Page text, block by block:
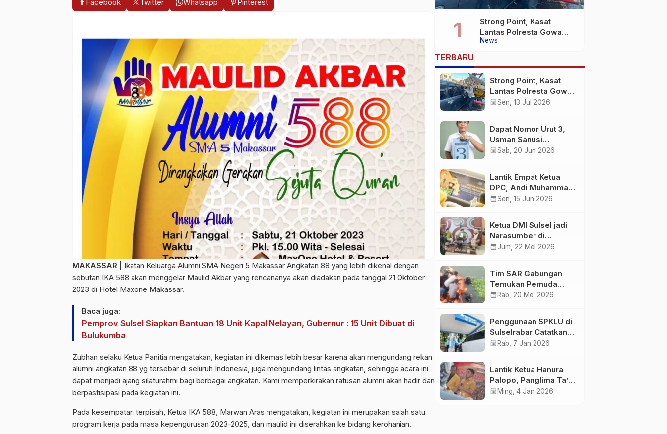
Facebook
Twitter Whatsapp Pinterest
MAKASSAR | Ikatan Keluarga Alumni SMA Negeri 5 Makassar Angkatan 88 yang lebih dikenal dengan
sebutan IKA 588 akan menggelar Maulid Akbar yang rencananya akan diadakan pada tanggal 21 Oktober
2023 di Hotel Maxone Makassar.
Baca juga:
Pemprov Sulsel Siapkan Bantuan 18 Unit Kapal Nelayan, Gubernur : 15 Unit Dibuat di
Bulukumba
Zubhan selaku Ketua Panitia mengatakan, kegiatan ini dikemas lebih besar karena akan mengundang rekan
alumni angkatan 88 yg tersebar di seluruh Indonesia, juga mengundang lintas angkatan, sehingga acara ini
dapat menjadi ajang silaturahmi bagi berbagai angkatan. Kami memperkirakan ratusan alumni akan hadir dan
berpastisipasi pada kegiatan ini.
Pada kesempatan terpisah, Ketua IKA 588, Marwan Aras mengatakan, kegiatan ini merupakan salah satu
program kerja pada masa kepengurusan 2023-2025, dan maulid ini diserahkan ke bidang kerohanian.
News
Strong Point, Kasat
Lantas Polresta Gowa
Sigap Bantu Korban
TERBARU
Strong Point, Kasat
Lantas Polresta Gowa
Sigap Bantu Korban
calendar_monthSen, 13 Jul 2026
Dapat Nomor Urut 3,
Usman Sanusi
Komitmen Jadikan
calendar_monthSab, 20 Jun 2026
Lantik Empat Ketua
DPC, Andi Muhammad
: Harus Bermental
calendar_monthSen, 15 Jun 2026
Ketua DMI Sulsel jadi
Narasumber di
Kompas Tv
calendar_monthJum, 22 Mei 2026
Tim SAR Gabungan
Temukan Pemuda
Loncat ke Sungai
calendar_month Rab, 20 Mei 2026
Penggunaan SPKLU di
Sulselrabar Catatkan
Kenaikan Tiga Kali
calendar_month Rab, 7 Jan 2026
Lantik Ketua Hanura
Palopo, Panglima Ta’ :
Jabatan adalah
calendar_month Ming, 4 Jan 2026